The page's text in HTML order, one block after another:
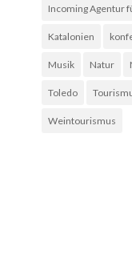
Incoming Agentur
Katalonien
Musik Natur
Toledo
Weintourismus